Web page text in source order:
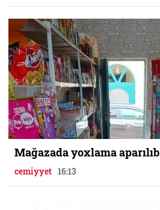
Mağazada yoxlama aparılıb
cemiyyet 16:13